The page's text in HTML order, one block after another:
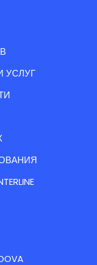
УСЛУГ